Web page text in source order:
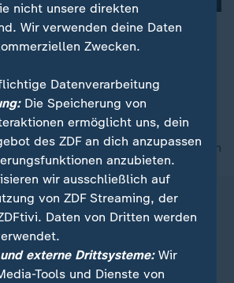
Krankenhaus in Südkorea
Menschen ums Leben gekommen.
Menschen wurden verletzt.
nach oben
nicht unsere direkten
Wir verwenden deine Daten
Zwecken.
Datenverarbeitung
Die Speicherung von
ermöglicht uns, dein
des ZDF an dich anzupassen
anzubieten.
wir ausschließlich auf
von ZDF Streaming, der
Daten von Dritten werden
externe Drittsysteme:Wir
Tools und Dienste von